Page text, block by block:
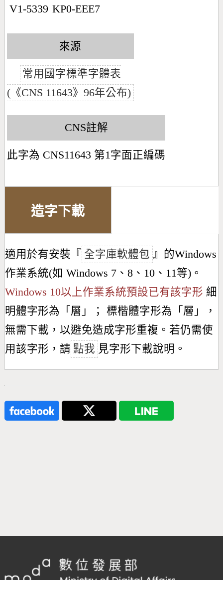
V1-5339 KP0-EEE7
來源
常用國字標準字體表
(《CNS 11643》96年公布)
CNS註解
此字為 CNS11643 第1字面正編碼
造字下載
適用於有安裝『 全字庫軟體包 』的Windows
作業系統(如 Windows 7、8、10、11等)。
Windows 10以上作業系統預設已有該字形 細
明體字形為「 層 」； 標楷體字形為「 層 」，
無需下載，以避免造成字形重複。若仍需使
用該字形，請 點我 見字形下載說明。